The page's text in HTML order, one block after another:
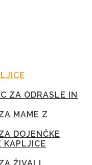
ZA ODRASLE IN
MAME Z
DOJENČKE
KAPLJICE